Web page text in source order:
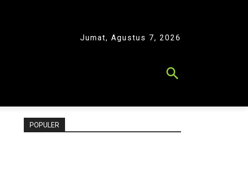
Jumat, Agustus 7, 2026
POPULER